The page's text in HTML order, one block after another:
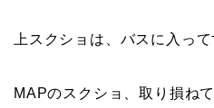
上スクショは、バスに入っ
MAPのスクショ、取り損ね